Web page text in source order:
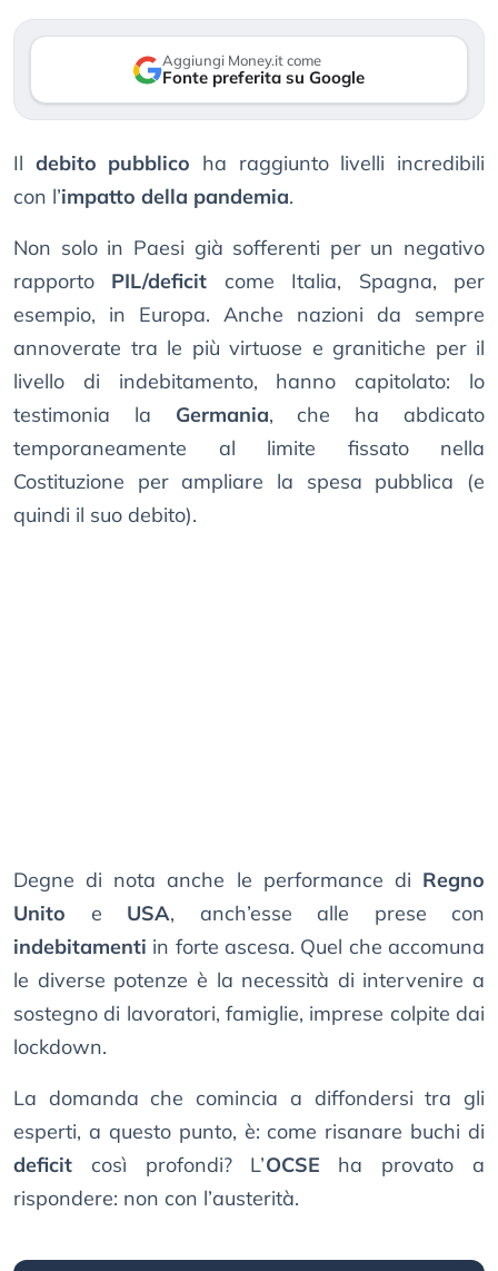
Aggiungi Money.it come
Fonte preferita su Google
Il debito pubblico ha raggiunto livelli incredibili
con l’impatto della pandemia.
Non solo in Paesi già sofferenti per un negativo
rapporto PIL/deficit come Italia, Spagna, per
esempio, in Europa. Anche nazioni da sempre
annoverate tra le più virtuose e granitiche per il
livello di indebitamento, hanno capitolato: lo
testimonia la Germania, che ha abdicato
temporaneamente al limite fissato nella
Costituzione per ampliare la spesa pubblica (e
quindi il suo debito).
Degne di nota anche le performance di Regno
Unito e USA, anch’esse alle prese con
indebitamenti in forte ascesa. Quel che accomuna
le diverse potenze è la necessità di intervenire a
sostegno di lavoratori, famiglie, imprese colpite dai
lockdown.
La domanda che comincia a diffondersi tra gli
esperti, a questo punto, è: come risanare buchi di
deficit così profondi? L’OCSE ha provato a
rispondere: non con l’austerità.